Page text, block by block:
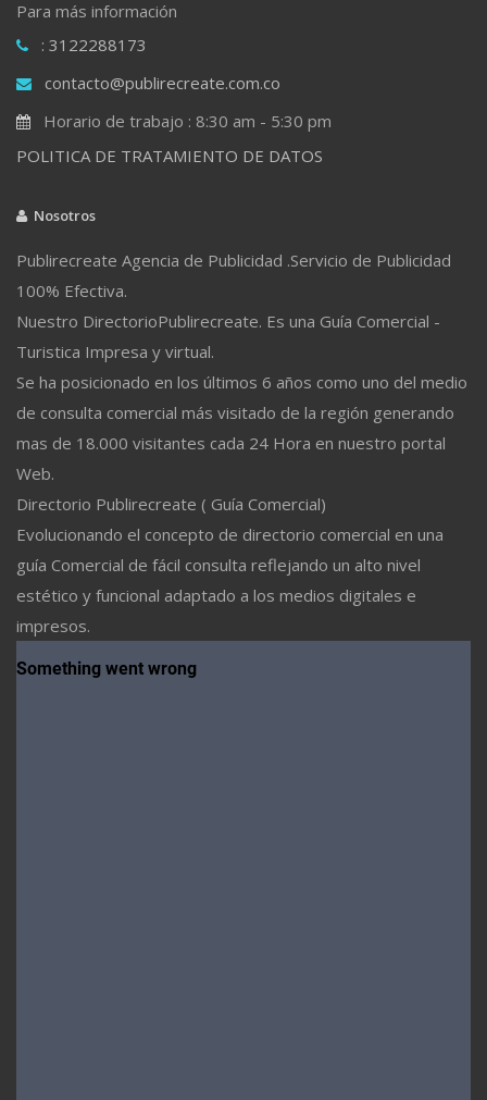
Para más información
: 3122288173
contacto@publirecreate.com.co
Horario de trabajo : 8:30 am - 5:30 pm
POLITICA DE TRATAMIENTO DE DATOS
Nosotros
Publirecreate Agencia de Publicidad .Servicio de Publicidad
100% Efectiva.
Nuestro DirectorioPublirecreate. Es una Guía Comercial -
Turistica Impresa y virtual.
Se ha posicionado en los últimos 6 años como uno del medio
de consulta comercial más visitado de la región generando
mas de 18.000 visitantes cada 24 Hora en nuestro portal
Web.
Directorio Publirecreate ( Guía Comercial)
Evolucionando el concepto de directorio comercial en una
guía Comercial de fácil consulta reflejando un alto nivel
estético y funcional adaptado a los medios digitales e
impresos.